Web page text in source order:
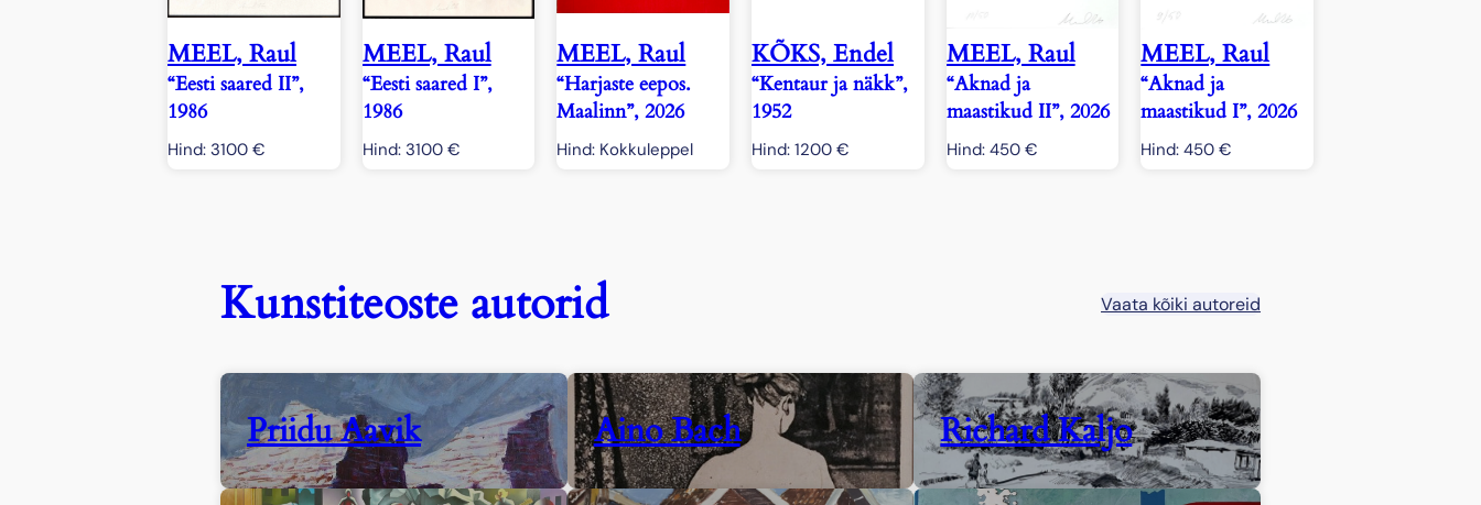
MEEL, Raul
“Eesti saared II”,
1986
Hind: 3100 €
MEEL, Raul
“Eesti saared I”,
1986
Hind: 3100 €
MEEL, Raul
“Harjaste eepos.
Maalinn”, 2026
Hind: Kokkuleppel
KÕKS, Endel
“Kentaur ja näkk”,
1952
Hind: 1200 €
MEEL, Raul
“Aknad ja
maastikud II”, 2026
Hind: 450 €
MEEL, Raul
“Aknad ja
maastikud I”, 2026
Hind:450€
Kunstiteoste autorid Vaata kõiki autoreid
Priidu Aavik Aino Bach Richard Kaljo